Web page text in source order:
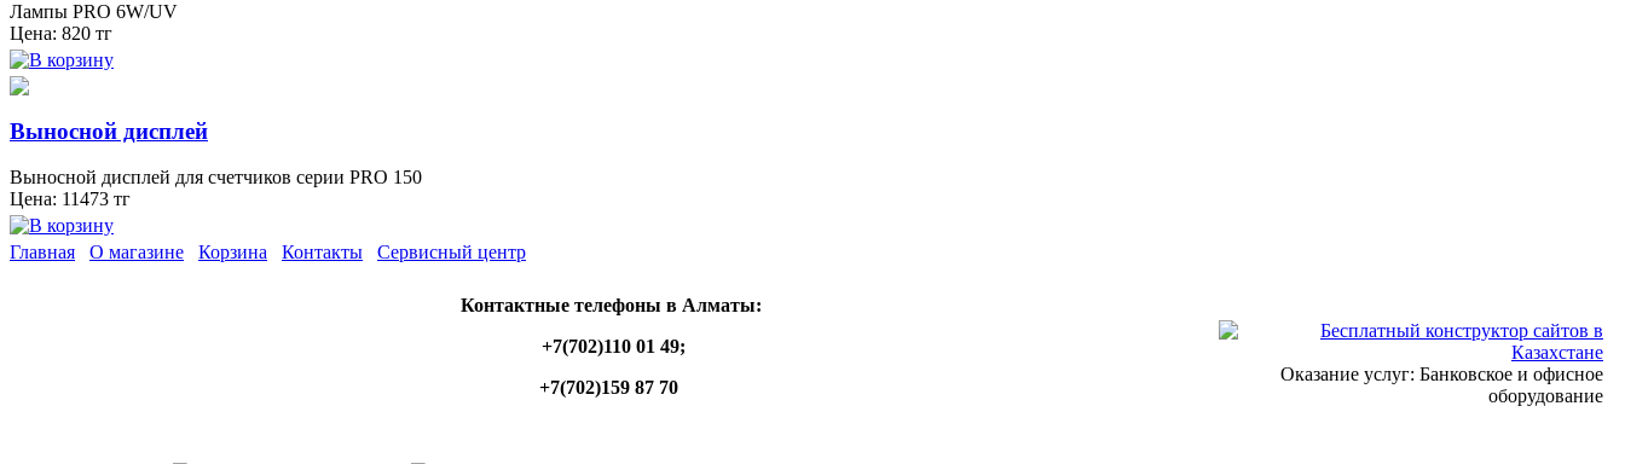
Лампы PRO 6W/UV
Цена: 820 тг
Выносной дисплей
Выносной дисплей для счетчиков серии PRO 150
Цена: 11473 тг
Главная О магазине Корзина Контакты Сервисный центр
Контактные телефоны в Алматы:
+7(702)110 01 49;
+7(702)159 87 70
Оказание услуг: Банковское и офисное
оборудование